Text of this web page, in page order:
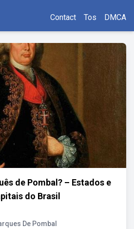
Contact Tos DMCA
de Pombal? – Estados e
do Brasil
De Pombal